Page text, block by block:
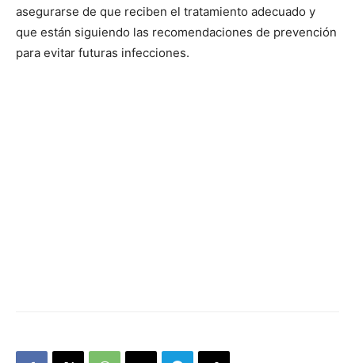
asegurarse de que reciben el tratamiento adecuado y
que están siguiendo las recomendaciones de prevención
para evitar futuras infecciones.